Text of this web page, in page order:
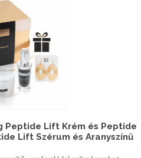
Peptide Lift Krém és Peptide
Lift Szérum és Aranyszínű